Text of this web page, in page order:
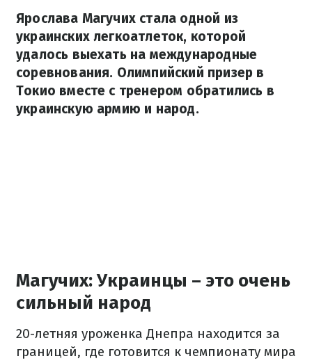
Ярослава Магучих стала одной из
украинских легкоатлеток, которой
удалось выехать на международные
соревнования. Олимпийский призер в
Токио вместе с тренером обратились в
украинскую армию и народ.
Магучих: Украинцы – это очень
сильный народ
20-летняя уроженка Днепра находится за
границей, где готовится к чемпионату мира